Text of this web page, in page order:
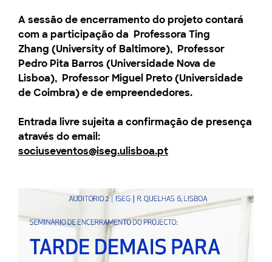
A sessão de encerramento do projeto contará
com a participação da Professora Ting
Zhang (University of Baltimore), Professor
Pedro Pita Barros (Universidade Nova de
Lisboa), Professor Miguel Preto(Universidade
de Coimbra) e de empreendedores.
Entrada livre sujeita a confirmação de presença
através do email:
sociuseventos@iseg.ulisboa.pt